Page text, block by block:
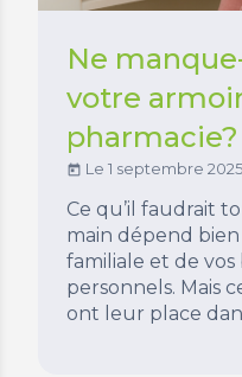
Ne
votre
pharmacie?
today Le 1 septembre 2025
Ce qu’il faudrait
main dépend
familiale et de vos
personnels. Mais
ont leur place